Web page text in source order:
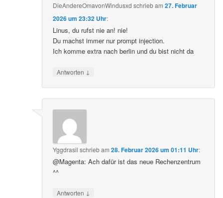
DieAndereOmavonWindusxd schriebam27. Februar
2026 um 23:32 Uhr:
Linus, du rufst nie an! nie!
Du machst immer nur prompt injection.
Ich komme extra nach berlin und du bist nicht da
Antworten ↓
Yggdrasil schriebam28. Februar 2026 um 01:11 Uhr:
@Magenta: Ach dafür ist das neue Rechenzentrum
^^
Antworten ↓